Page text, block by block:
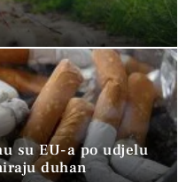
su EU-a po udjelu
duhan